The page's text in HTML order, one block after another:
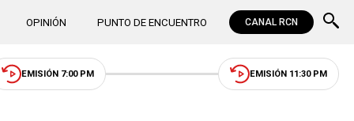
OPINIÓN PUNTO DE ENCUENTRO CANAL RCN
EMISIÓN 7:00 PM EMISIÓN 11:30 PM